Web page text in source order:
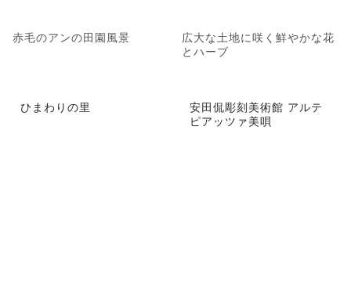
赤毛のアンの田園風景
広大な土地に咲く鮮やかな花
とハーブ
ひまわりの里
安田侃彫刻美術館 アルテ
ピアッツァ美唄